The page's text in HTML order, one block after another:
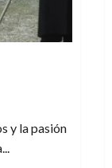
y la pasión